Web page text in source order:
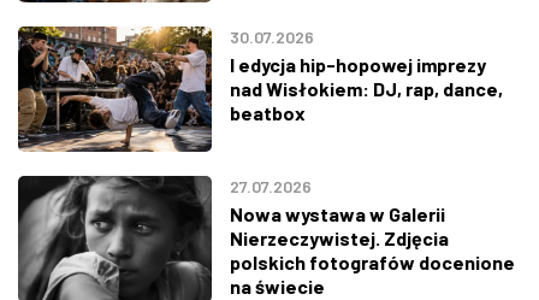
30.07.2026
I edycja hip-hopowej imprezy
nad Wisłokiem: DJ, rap, dance,
beatbox
27.07.2026
Nowa wystawa w Galerii
Nierzeczywistej. Zdjęcia
polskich fotografów docenione
na świecie